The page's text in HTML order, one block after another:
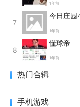
1年前
7
今日庄园
1年前
8
懂球帝
1年前
热门合辑
手机游戏